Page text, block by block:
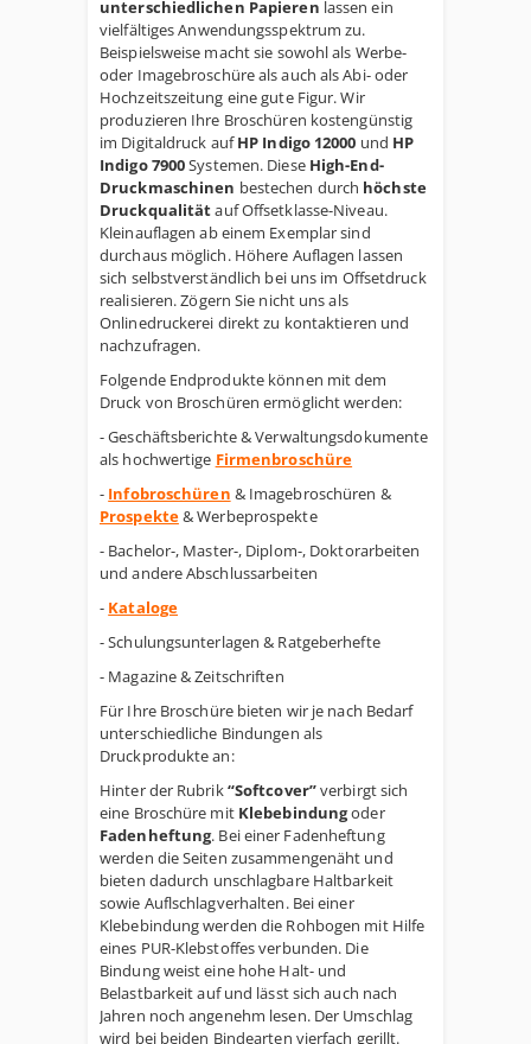
unterschiedlichen Papieren lassen ein
vielfältiges Anwendungsspektrum zu.
Beispielsweise macht sie sowohl als Werbe-
oder Imagebroschüre als auch als Abi- oder
Hochzeitszeitung eine gute Figur. Wir
produzieren Ihre Broschüren kostengünstig
im Digitaldruck aufHP Indigo 12000 und HP
Indigo 7900Systemen. Diese High-End-
Druckmaschinen bestechen durch höchste
Druckqualitätauf Offsetklasse-Niveau.
Kleinauflagen ab einem Exemplar sind
durchaus möglich. Höhere Auflagen lassen
sich selbstverständlich bei uns im Offsetdruck
realisieren. Zögern Sie nicht uns als
Onlinedruckerei direkt zu kontaktieren und
nachzufragen.
Folgende Endprodukte können mit dem
Druck von Broschüren ermöglicht werden:
- Geschäftsberichte & Verwaltungsdokumente
als hochwertige Firmenbroschüre
- Infobroschüren & Imagebroschüren &
Prospekte& Werbeprospekte
- Bachelor-, Master-, Diplom-, Doktorarbeiten
und andere Abschlussarbeiten
- Kataloge
- Schulungsunterlagen & Ratgeberhefte
- Magazine & Zeitschriften
Für Ihre Broschüre bieten wir je nach Bedarf
unterschiedliche Bindungen als
Druckprodukte an:
Hinter der Rubrik“Softcover”verbirgt sich
eine Broschüre mit Klebebindungoder
Fadenheftung. Bei einer Fadenheftung
werden die Seiten zusammengenäht und
bieten dadurch unschlagbare Haltbarkeit
sowie Auflschlagverhalten. Bei einer
Klebebindung werden die Rohbogen mit Hilfe
eines PUR-Klebstoffes verbunden. Die
Bindung weist eine hohe Halt- und
Belastbarkeit auf und lässt sich auch nach
Jahren noch angenehm lesen. Der Umschlag
wird bei beiden Bindearten vierfach gerillt.